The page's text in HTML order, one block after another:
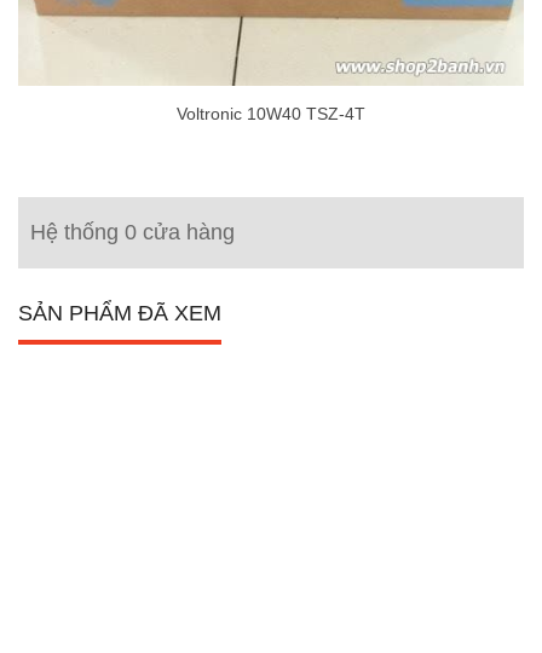
Voltronic 10W40 TSZ-4T
Hệ thống 0 cửa hàng
SẢN PHẨM ĐÃ XEM